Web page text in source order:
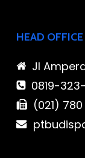
HEAD OFFICE
Jl
0819-
(021) 780